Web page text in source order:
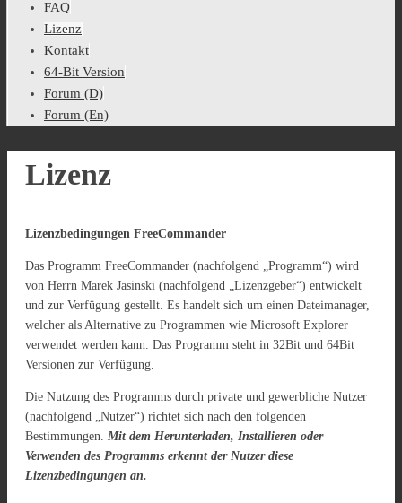
FAQ
Lizenz
Kontakt
64-Bit Version
Forum (D)
Forum (En)
Lizenz
Lizenzbedingungen FreeCommander
Das Programm FreeCommander (nachfolgend „Programm“) wird
von Herrn Marek Jasinski (nachfolgend „Lizenzgeber“) entwickelt
und zur Verfügung gestellt. Es handelt sich um einen Dateimanager,
welcher als Alternative zu Programmen wie Microsoft Explorer
verwendet werden kann. Das Programm steht in 32Bit und 64Bit
Versionen zur Verfügung.
Die Nutzung des Programms durch private und gewerbliche Nutzer
(nachfolgend „Nutzer“) richtet sich nach den folgenden
Bestimmungen. Mit dem Herunterladen, Installieren oder
Verwenden des Programms erkennt der Nutzer diese
Lizenzbedingungen an.